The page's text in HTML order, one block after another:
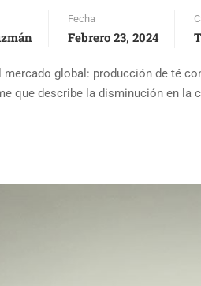
Fecha
Febrero 23, 2024
mercado global: producción de té
que describe la disminución en la